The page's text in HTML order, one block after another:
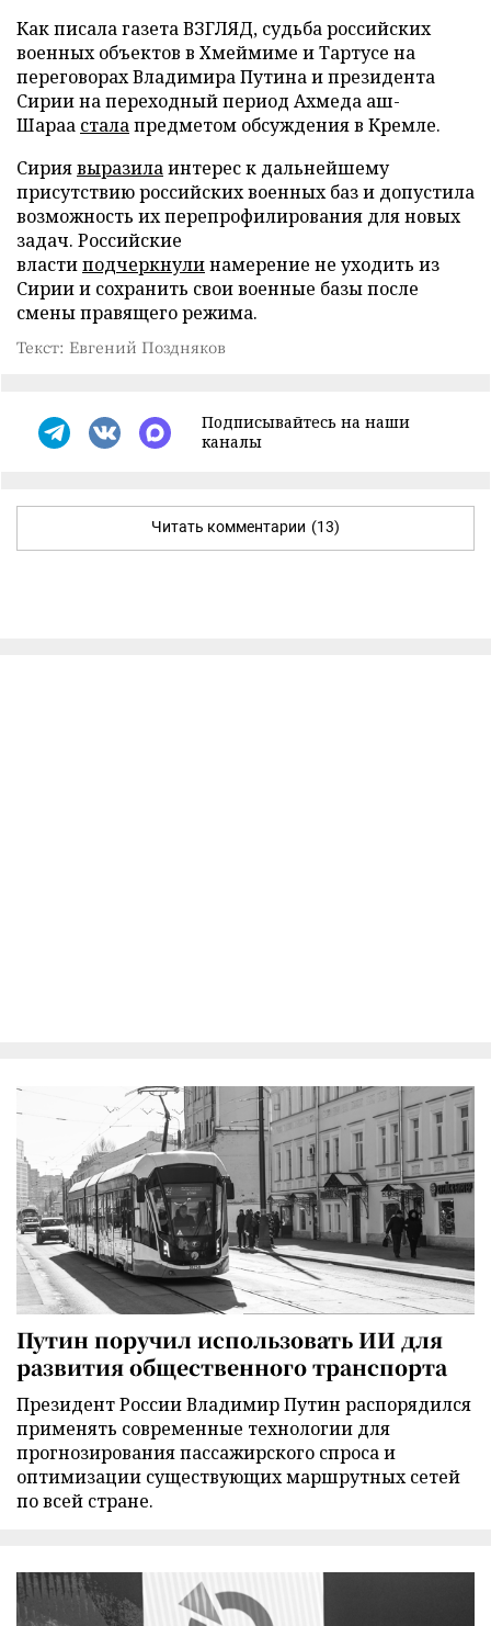
Как писала газета ВЗГЛЯД, судьба российских
военных объектов в Хмеймиме и Тартусе на
переговорах Владимира Путина и президента
Сирии на переходный период Ахмеда аш-
Шараа сталапредметом обсуждения в Кремле.
Сириявыразилаинтерес к дальнейшему
присутствию российских военных баз и допустила
возможность их перепрофилирования для новых
задач. Российские
властиподчеркнулинамерение не уходить из
Сирии и сохранить свои военные базы после
смены правящего режима.
Текст: Евгений Поздняков
Подписывайтесь на наши
каналы
Читать комментарии (13)
Путин поручил использовать ИИ для
развития общественного транспорта
Президент России Владимир Путин распорядился
применять современные технологии для
прогнозирования пассажирского спроса и
оптимизации существующих маршрутных сетей
по всей стране.